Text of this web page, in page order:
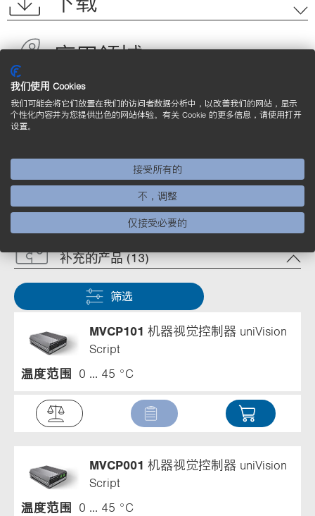
应用领域
产品亮点
有关其他产品，请参见此处
补充的产品 (13)
筛选
MVCP101 机器视觉控制器 uniVision
Script
温度范围
0 ... 45 °C
MVCP001 机器视觉控制器 uniVision
Script
温度范围
0 ... 45 °C
我们使用 Cookies
我们可能会将它们放置在我们的访问者数据分析中，以改善我们的网站，显示
个性化内容并为您提供出色的网站体验。有关 Cookie 的更多信息，请使用打开
设置。
接受所有的
不，调整
仅接受必要的